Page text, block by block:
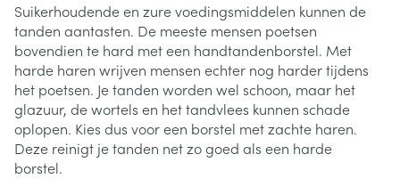
Suikerhoudende en zure voedingsmiddelen kunnen de
tanden aantasten. De meeste mensen poetsen
bovendien te hard met een handtandenborstel. Met
harde haren wrijven mensen echter nog harder tijdens
het poetsen. Je tanden worden wel schoon, maar het
glazuur, de wortels en het tandvlees kunnen schade
oplopen. Kies dus voor een borstel met zachte haren.
Deze reinigt je tanden net zo goed als een harde
borstel.